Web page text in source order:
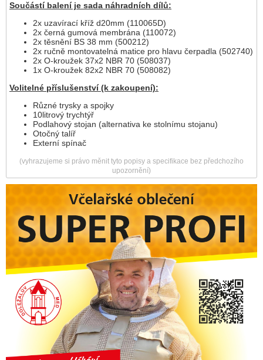
Součástí balení je sada náhradních dílů:
2x uzavírací kříž d20mm (110065D)
2x černá gumová membrána (110072)
2x těsnění BS 38 mm (500212)
2x ručně montovatelná matice pro hlavu čerpadla (502740)
2x O-kroužek 37x2 NBR 70 (508037)
1x O-kroužek 82x2 NBR 70 (508082)
Volitelné příslušenství (k zakoupení):
Různé trysky a spojky
10litrový trychtýř
Podlahový stojan (alternativa ke stolnímu stojanu)
Otočný talíř
Externí spínač
(vyhrazujeme si právo měnit tyto popisy a specifikace bez předchozího
upozornění)